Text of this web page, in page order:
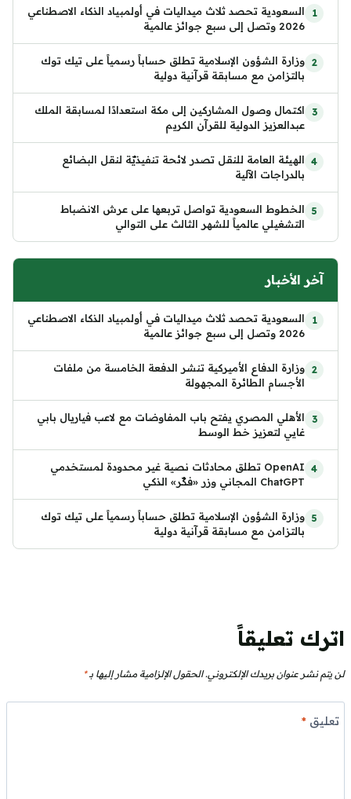
السعودية تحصد ثلاث ميداليات في أولمبياد الذكاء الاصطناعي
2026 وتصل إلى سبع جوائز عالمية
وزارة الشؤون الإسلامية تطلق حساباً رسمياً على تيك توك
بالتزامن مع مسابقة قرآنية دولية
اكتمال وصول المشاركين إلى مكة استعدادًا لمسابقة الملك
عبدالعزيز الدولية للقرآن الكريم
الهيئة العامة للنقل تصدر لائحة تنفيذيّة لنقل البضائع
بالدراجات الآلية
الخطوط السعودية تواصل تربعها على عرش الانضباط
التشغيلي عالمياً للشهر الثالث على التوالي
آخر الأخبار
السعودية تحصد ثلاث ميداليات في أولمبياد الذكاء الاصطناعي
2026 وتصل إلى سبع جوائز عالمية
وزارة الدفاع الأميركية تنشر الدفعة الخامسة من ملفات
الأجسام الطائرة المجهولة
الأهلي المصري يفتح باب المفاوضات مع لاعب فياريال بابي
غايي لتعزيز خط الوسط
OpenAI تطلق محادثات نصية غير محدودة لمستخدمي
ChatGPT المجاني وزر «فكّر» الذكي
وزارة الشؤون الإسلامية تطلق حساباً رسمياً على تيك توك
بالتزامن مع مسابقة قرآنية دولية
اترك تعليقاً
لن يتم نشر عنوان بريدك الإلكتروني. الحقول الإلزامية مشار إليها بـ*
تعليق*